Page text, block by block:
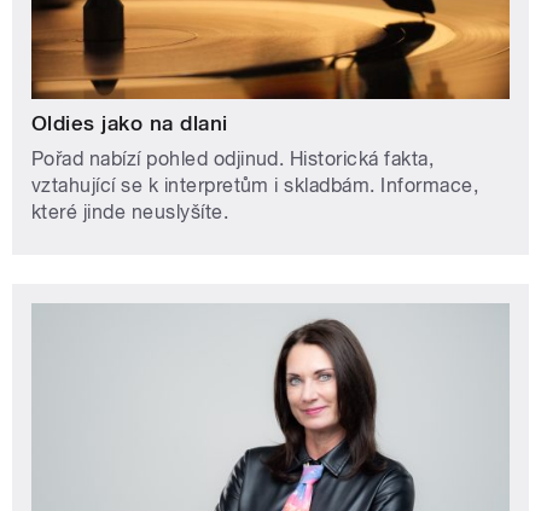
Oldies jako na dlani
Pořad nabízí pohled odjinud. Historická fakta,
vztahující se k interpretům i skladbám. Informace,
které jinde neuslyšíte.